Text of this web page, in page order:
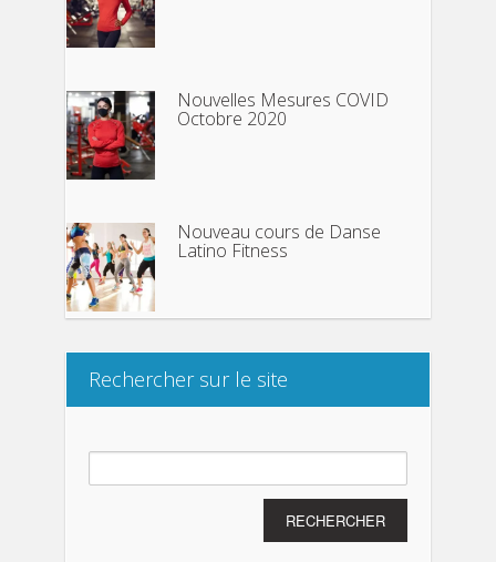
Nouvelles Mesures COVID
Octobre 2020
Nouveau cours de Danse
Latino Fitness
Rechercher sur le site
Rechercher :